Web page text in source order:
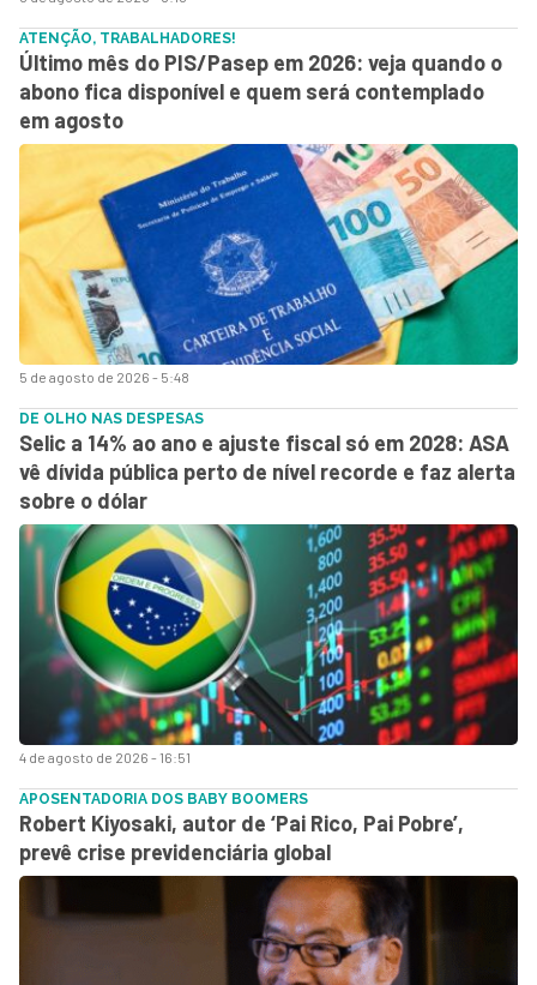
5 de agosto de 2026 - 5:48
ATENÇÃO, TRABALHADORES!
Último mês do PIS/Pasep em 2026: veja quando o
abono fica disponível e quem será contemplado
em agosto
4 de agosto de 2026 - 16:51
DE OLHO NAS DESPESAS
Selic a 14% ao ano e ajuste fiscal só em 2028: ASA
vê dívida pública perto de nível recorde e faz alerta
sobre o dólar
APOSENTADORIA DOS BABY BOOMERS
Robert Kiyosaki, autor de ‘Pai Rico, Pai Pobre’,
prevê crise previdenciária global